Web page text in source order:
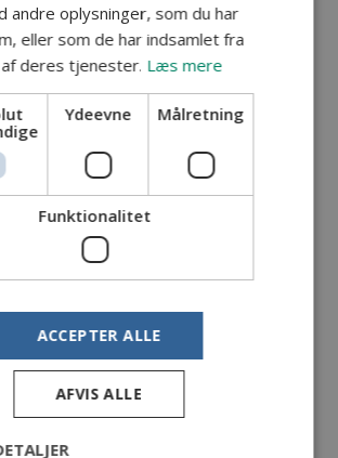
at grave sandorm om torsdagen,
nogen, der har lyst til at hjælpe med
en besked på min tlf Mødetid
er det nødvendigt at melde sig
for tilmelding til mig
tilmelding fredag kl. 16.
andre oplysninger, som du har
eller som de har indsamlet fra
deres tjenester. Læs mere
Ydeevne Målretning
Funktionalitet
ACCEPTER ALLE
AFVIS ALLE